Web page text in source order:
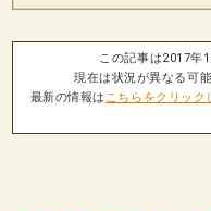
この記事は2017年
現在は状況が異なる可
最新の情報は こちらをクリック